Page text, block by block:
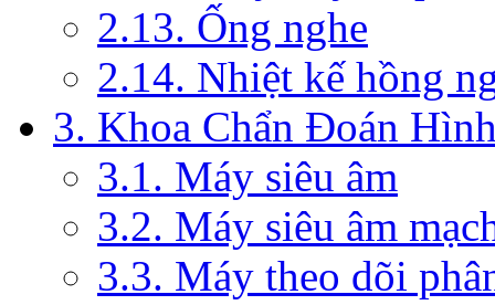
2.13. Ống nghe
2.14. Nhiệt kế hồng
3. Khoa Chẩn Đoán
3.1. Máy siêu âm
3.2. Máy siêu âm
3.3. Máy theo dõi